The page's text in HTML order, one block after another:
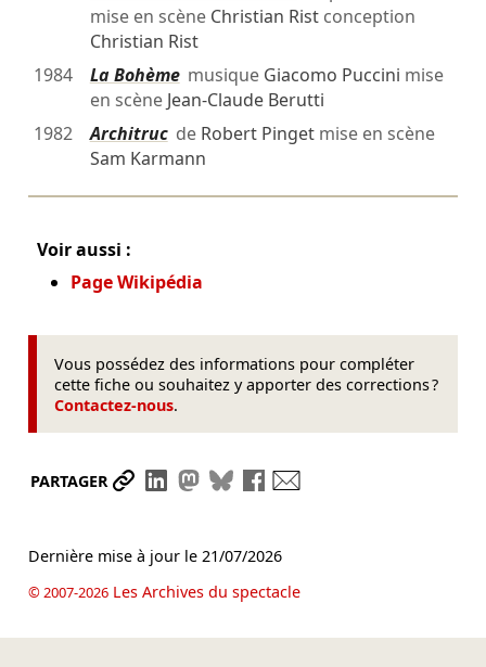
mise en scène Christian Ristconception
Christian Rist
1984
La Bohèmemusique Giacomo Puccini mise
en scène Jean-Claude Berutti
1982
Architrucde Robert Pingetmise en scène
Sam Karmann
Voir aussi :
Page Wikipédia
Vous possédez des informations pour compléter
cette fiche ou souhaitez y apporter des corrections ?
Contactez-nous.
PARTAGER Partager le lien
Partager sur LinkedIn
Partager sur Mastodon
Partager sur Bluesky
Partager sur Facebook
Dernière mise à jour le 21/07/2026
© 2007-2026Les Archives du spectacle